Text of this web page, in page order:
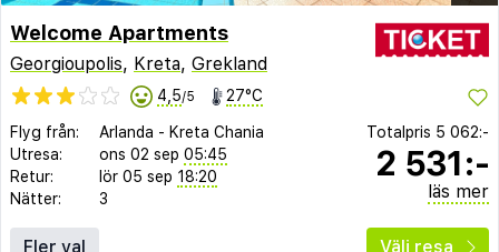
Welcome Apartments
Georgioupolis, Kreta, Grekland
4,5/5 27°C
Flyg från: Arlanda - Kreta Chania
Utresa:
ons 02 sep 05:45
Retur:
lör 05 sep 18:20
Nätter:
3
Totalpris 5 062:-
2 531:-
läs mer
Fler val Välj resa